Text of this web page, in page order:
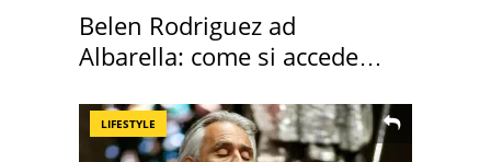
Belen Rodriguez ad
Albarella: come si accede
LIFESTYLE